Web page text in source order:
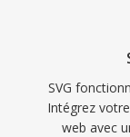
SVG
Intégrez
web avec